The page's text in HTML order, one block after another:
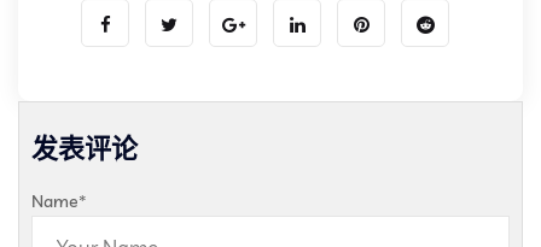
发表评论
Name*